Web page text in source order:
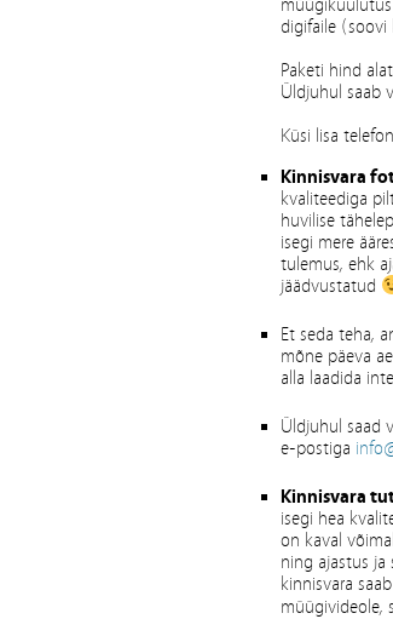
digifaile (soovi
Paketi hind
Üldjuhul saab
Küsi lisa
Kinnisvara
kvaliteediga
huvilise
isegi mere
tulemus, ehk
jäädvustatud
Et seda teha,
mõne päeva
alla laadida
Üldjuhul saad
e-postiga
Kinnisvara
isegi hea
on kaval
ning ajastus ja
kinnisvara
müügivideole,